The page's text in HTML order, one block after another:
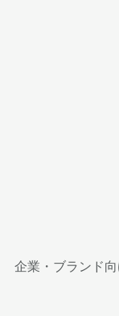
企業・ブランド